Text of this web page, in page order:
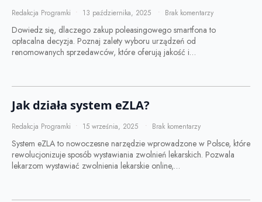
Redakcja Programki 13 października, 2025 Brak komentarzy
Dowiedz się, dlaczego zakup poleasingowego smartfona to
opłacalna decyzja. Poznaj zalety wyboru urządzeń od
renomowanych sprzedawców, które oferują jakość i…
Jak działa system eZLA?
Redakcja Programki 15 września, 2025 Brak komentarzy
System eZLA to nowoczesne narzędzie wprowadzone w Polsce, które
rewolucjonizuje sposób wystawiania zwolnień lekarskich. Pozwala
lekarzom wystawiać zwolnienia lekarskie online,…